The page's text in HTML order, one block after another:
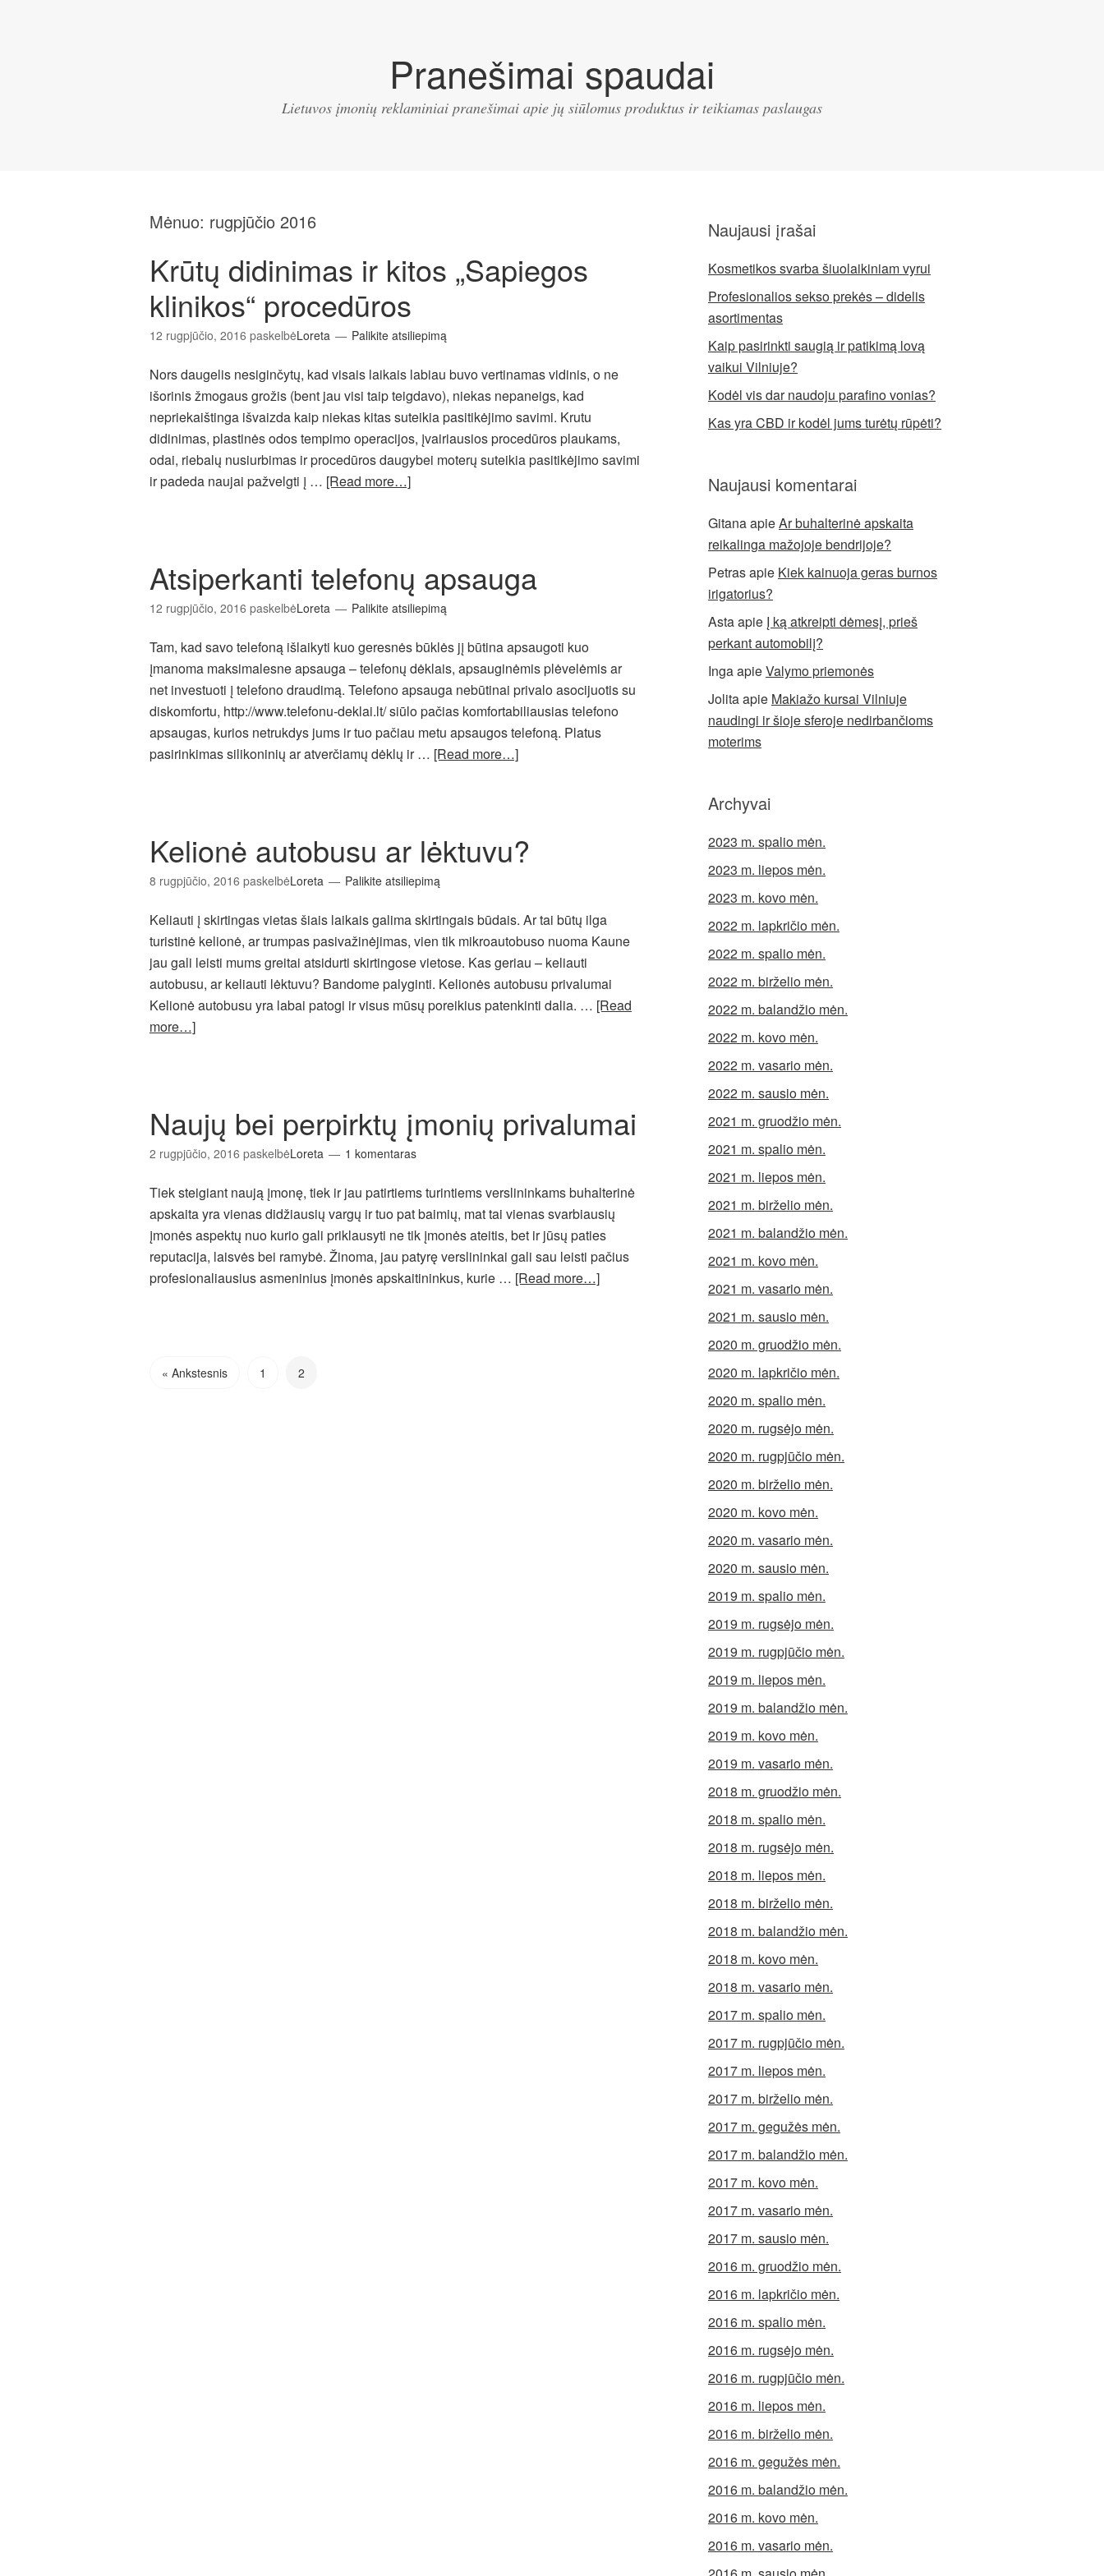
Pranešimai spaudai
Lietuvos įmonių reklaminiai pranešimai apie jų siūlomus produktus ir teikiamas paslaugas
Mėnuo: rugpjūčio 2016
Krūtų didinimas ir kitos „Sapiegos
klinikos“ procedūros
12 rugpjūčio, 2016 paskelbėLoreta Palikite atsiliepimą
Nors daugelis nesiginčytų, kad visais laikais labiau buvo vertinamas vidinis, o ne
išorinis žmogaus grožis (bent jau visi taip teigdavo), niekas nepaneigs, kad
nepriekaištinga išvaizda kaip niekas kitas suteikia pasitikėjimo savimi. Krutu
didinimas, plastinės odos tempimo operacijos, įvairiausios procedūros plaukams,
odai, riebalų nusiurbimas ir procedūros daugybei moterų suteikia pasitikėjimo savimi
ir padeda naujai pažvelgti į … [Read more…]
Atsiperkanti telefonų apsauga
12 rugpjūčio, 2016 paskelbėLoreta Palikite atsiliepimą
Tam, kad savo telefoną išlaikyti kuo geresnės būklės jį būtina apsaugoti kuo
įmanoma maksimalesne apsauga – telefonų dėklais, apsauginėmis plėvelėmis ar
net investuoti į telefono draudimą. Telefono apsauga nebūtinai privalo asocijuotis su
diskomfortu, http://www.telefonu-deklai.lt/ siūlo pačias komfortabiliausias telefono
apsaugas, kurios netrukdys jums ir tuo pačiau metu apsaugos telefoną. Platus
pasirinkimas silikoninių ar atverčiamų dėklų ir … [Read more…]
Kelionė autobusu ar lėktuvu?
8 rugpjūčio, 2016 paskelbėLoreta Palikite atsiliepimą
Keliauti į skirtingas vietas šiais laikais galima skirtingais būdais. Ar tai būtų ilga
turistinė kelionė, ar trumpas pasivažinėjimas, vien tik mikroautobuso nuoma Kaune
jau gali leisti mums greitai atsidurti skirtingose vietose. Kas geriau – keliauti
autobusu, ar keliauti lėktuvu? Bandome palyginti. Kelionės autobusu privalumai
Kelionė autobusu yra labai patogi ir visus mūsų poreikius patenkinti dalia. … [Read
more…]
Naujų bei perpirktų įmonių privalumai
2 rugpjūčio, 2016 paskelbėLoreta 1 komentaras
Tiek steigiant naują įmonę, tiek ir jau patirtiems turintiems verslininkams buhalterinė
apskaita yra vienas didžiausių vargų ir tuo pat baimių, mat tai vienas svarbiausių
įmonės aspektų nuo kurio gali priklausyti ne tik įmonės ateitis, bet ir jūsų paties
reputacija, laisvės bei ramybė. Žinoma, jau patyrę verslininkai gali sau leisti pačius
profesionaliausius asmeninius įmonės apskaitininkus, kurie … [Read more…]
« Ankstesnis 1 2
Naujausi įrašai
Kosmetikos svarba šiuolaikiniam vyrui
Profesionalios sekso prekės – didelis
asortimentas
Kaip pasirinkti saugią ir patikimą lovą
vaikui Vilniuje?
Kodėl vis dar naudoju parafino vonias?
Kas yra CBD ir kodėl jums turėtų rūpėti?
Naujausi komentarai
GitanaapieAr buhalterinė apskaita
reikalinga mažojoje bendrijoje?
Petrasapie Kiek kainuoja geras burnos
irigatorius?
Astaapie Į ką atkreipti dėmesį, prieš
perkant automobilį?
IngaapieValymo priemonės
Jolitaapie Makiažo kursai Vilniuje
naudingi ir šioje sferoje nedirbančioms
moterims
Archyvai
2023 m. spalio mėn.
2023 m. liepos mėn.
2023 m. kovo mėn.
2022 m. lapkričio mėn.
2022 m. spalio mėn.
2022 m. birželio mėn.
2022 m. balandžio mėn.
2022 m. kovo mėn.
2022 m. vasario mėn.
2022 m. sausio mėn.
2021 m. gruodžio mėn.
2021 m. spalio mėn.
2021 m. liepos mėn.
2021 m. birželio mėn.
2021 m. balandžio mėn.
2021 m. kovo mėn.
2021 m. vasario mėn.
2021 m. sausio mėn.
2020 m. gruodžio mėn.
2020 m. lapkričio mėn.
2020 m. spalio mėn.
2020 m. rugsėjo mėn.
2020 m. rugpjūčio mėn.
2020 m. birželio mėn.
2020 m. kovo mėn.
2020 m. vasario mėn.
2020 m. sausio mėn.
2019 m. spalio mėn.
2019 m. rugsėjo mėn.
2019 m. rugpjūčio mėn.
2019 m. liepos mėn.
2019 m. balandžio mėn.
2019 m. kovo mėn.
2019 m. vasario mėn.
2018 m. gruodžio mėn.
2018 m. spalio mėn.
2018 m. rugsėjo mėn.
2018 m. liepos mėn.
2018 m. birželio mėn.
2018 m. balandžio mėn.
2018 m. kovo mėn.
2018 m. vasario mėn.
2017 m. spalio mėn.
2017 m. rugpjūčio mėn.
2017 m. liepos mėn.
2017 m. birželio mėn.
2017 m. gegužės mėn.
2017 m. balandžio mėn.
2017 m. kovo mėn.
2017 m. vasario mėn.
2017 m. sausio mėn.
2016 m. gruodžio mėn.
2016 m. lapkričio mėn.
2016 m. spalio mėn.
2016 m. rugsėjo mėn.
2016 m. rugpjūčio mėn.
2016 m. liepos mėn.
2016 m. birželio mėn.
2016 m. gegužės mėn.
2016 m. balandžio mėn.
2016 m. kovo mėn.
2016 m. vasario mėn.